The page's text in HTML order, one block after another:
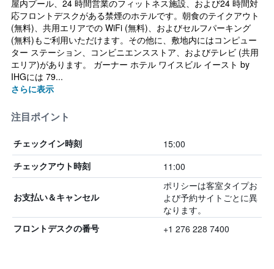
屋内プール、24 時間営業のフィットネス施設、および24 時間対
応フロントデスクがある禁煙のホテルです。朝食のテイクアウト
(無料)、共用エリアでの WiFi (無料)、およびセルフパーキング
(無料)もご利用いただけます。その他に、敷地内にはコンピュー
ター ステーション、コンビニエンスストア、およびテレビ (共用
エリア)があります。 ガーナー ホテル ワイスビル イースト by
IHGには 79...
さらに表示
注目ポイント
チェックイン時刻 15:00
チェックアウト時刻 11:00
お支払い＆キャンセル
ポリシーは客室タイプお
よび予約サイトごとに異
なります。
フロントデスクの番号 +1 276 228 7400